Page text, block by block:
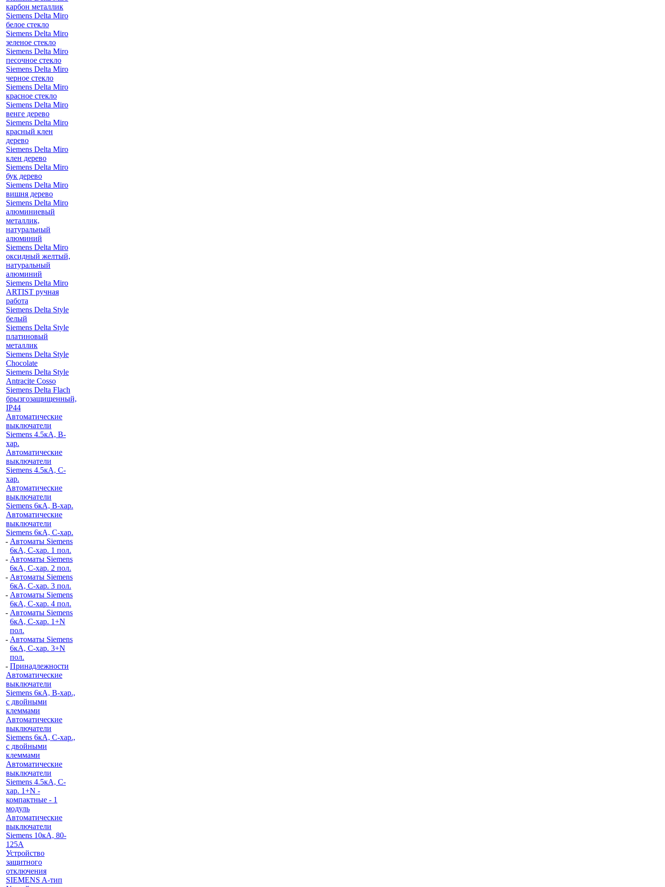
карбон металлик
Siemens Delta Miro
белое стекло
Siemens Delta Miro
зеленое стекло
Siemens Delta Miro
песочное стекло
Siemens Delta Miro
черное стекло
Siemens Delta Miro
красное стекло
Siemens Delta Miro
венге дерево
Siemens Delta Miro
красный клен
дерево
Siemens Delta Miro
клен дерево
Siemens Delta Miro
бук дерево
Siemens Delta Miro
вишня дерево
Siemens Delta Miro
алюминиевый
металлик,
натуральный
алюминий
Siemens Delta Miro
оксидный желтый,
натуральный
алюминий
Siemens Delta Miro
ARTIST ручная
работа
Siemens Delta Style
белый
Siemens Delta Style
платиновый
металлик
Siemens Delta Style
Chocolate
Siemens Delta Style
Antracite Cosso
Siemens Delta Flach
брызгозащищенный,
IP44
Автоматические
выключатели
Siemens 4.5кА, B-
хар.
Автоматические
выключатели
Siemens 4.5кА, C-
хар.
Автоматические
выключатели
Siemens 6кА, B-хар.
Автоматические
выключатели
Siemens 6кА, С-хар.
- Автоматы Siemens
6кА, C-хар. 1 пол.
- Автоматы Siemens
6кА, C-хар. 2 пол.
- Автоматы Siemens
6кА, C-хар. 3 пол.
- Автоматы Siemens
6кА, C-хар. 4 пол.
- Автоматы Siemens
6кА, C-хар. 1+N
пол.
- Автоматы Siemens
6кА, C-хар. 3+N
пол.
- Принадлежности
Автоматические
выключатели
Siemens 6кА, B-хар.,
с двойными
клеммами
Автоматические
выключатели
Siemens 6кА, C-хар.,
с двойными
клеммами
Автоматические
выключатели
Siemens 4.5кА, C-
хар. 1+N -
компактные - 1
модуль
Автоматические
выключатели
Siemens 10кА, 80-
125A
Устройство
защитного
отключения
SIEMENS A-тип